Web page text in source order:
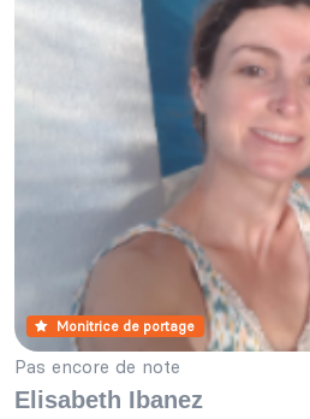
Monitrice de portage
Pas encore de note
Elisabeth Ibanez